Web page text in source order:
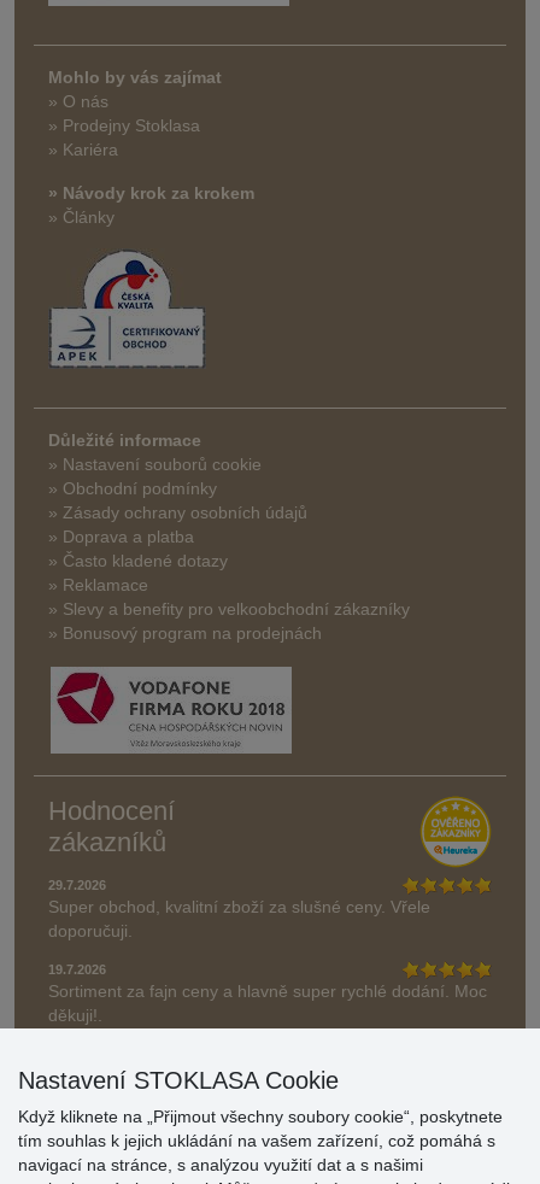
Mohlo by vás zajímat
» O nás
» Prodejny Stoklasa
» Kariéra
» Návody krok za krokem
» Články
Důležité informace
» Nastavení souborů cookie
» Obchodní podmínky
» Zásady ochrany osobních údajů
» Doprava a platba
» Často kladené dotazy
» Reklamace
» Slevy a benefity pro velkoobchodní zákazníky
» Bonusový program na prodejnách
Hodnocení
zákazníků
29.7.2026
Super obchod, kvalitní zboží za slušné ceny. Vřele
doporučuji.
19.7.2026
Sortiment za fajn ceny a hlavně super rychlé dodání. Moc
děkuji!.
» Aktuálně 19084 recenzí
Nastavení STOKLASA Cookie
Když kliknete na „Přijmout všechny soubory cookie“, poskytnete
tím souhlas k jejich ukládání na vašem zařízení, což pomáhá s
navigací na stránce, s analýzou využití dat a s našimi